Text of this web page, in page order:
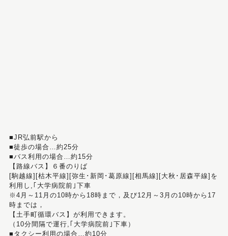
■JR弘前駅から
■徒歩の場合…約25分
■バス利用の場合…約15分
【路線バス】６番のりば
[駒越線][枯木平線][弥生･新岡･葛原線][相馬線][大秋･居森平線]を
利用し,｢大学病院前｣下車
※4月～11月の10時から18時まで，及び12月～3月の10時から17
時までは，
【土手町循環バス】が利用できます。
（10分間隔で運行,｢大学病院前｣下車）
■タクシー利用の場合…約10分